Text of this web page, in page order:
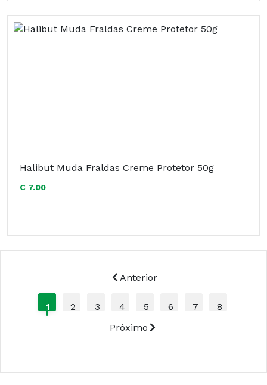
Halibut Muda Fraldas Creme Protetor 50g
€ 7.00
Anterior
1 2 3 4 5 6 7
8
Próximo